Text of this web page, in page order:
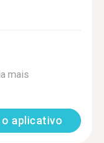
mais
o aplicativo